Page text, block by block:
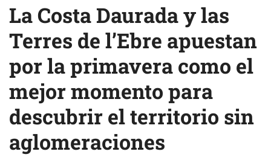
La Costa Daurada y las
Terres de l’Ebre apuestan
por la primavera como el
mejor momento para
descubrir el territorio sin
aglomeraciones